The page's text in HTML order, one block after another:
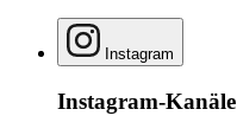
Instagram
Instagram-Kanäle